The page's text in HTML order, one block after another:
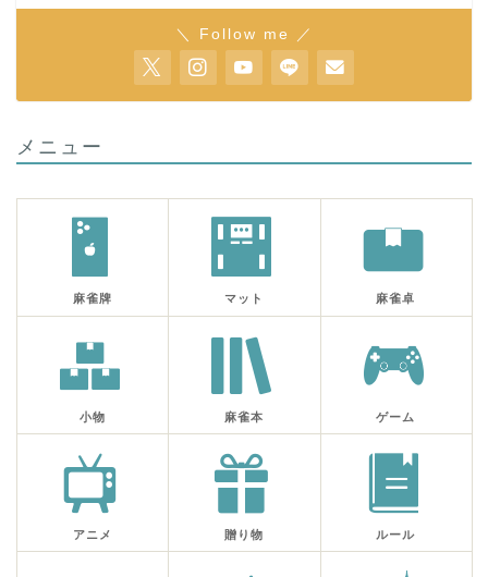
＼ Follow me ／
メニュー
麻雀牌 マット 麻雀卓
小物 麻雀本 ゲーム
アニメ 贈り物 ルール